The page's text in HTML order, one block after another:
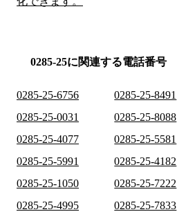
0285-25に関連する電話番号
0285-25-6756 0285-25-8491
0285-25-0031
0285-25-8088
0285-25-4077
0285-25-5581
0285-25-5991
0285-25-4182
0285-25-1050
0285-25-7222
0285-25-4995
0285-25-7833